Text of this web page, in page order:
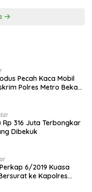
Pecah Kaca Mobil
Polres Metro Bekasi
Rp 316 Juta Terbongkar
Dibekuk
6/2019 Kuasa
ke Kapolres